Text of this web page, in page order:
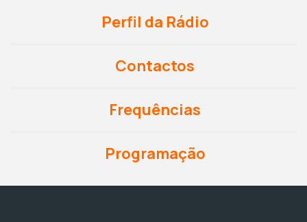
Perfil da Rádio
Contactos
Frequências
Programação